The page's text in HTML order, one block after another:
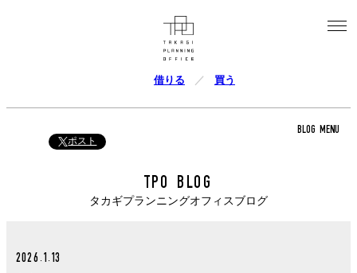
借りる 買う
ポスト
BLOG MENU
TPO BLOG
タカギプランニングオフィスブログ
2026.1.13